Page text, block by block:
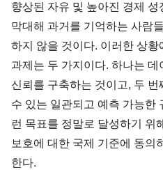
향상된 자유 및 높아진 경제
막대해 과거를 기억하는 사람
하지 않을 것이다. 이러한 상
과제는 두 가지이다. 하나는 데
신뢰를 구축하는 것이고, 두
수 있는 일관되고 예측 가능한
런 목표를 정말로 달성하기 위
보호에 대한 국제 기준에 동의
한다.